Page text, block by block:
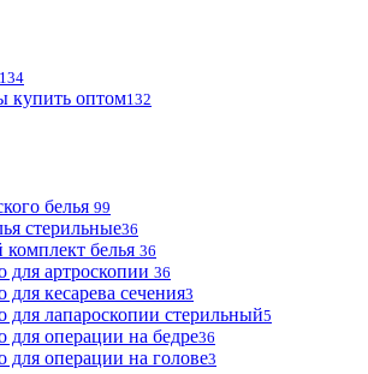
134
купить оптом132
белья 99
стерильные36
белья 36
для артроскопии 36
для кесарева сечения3
для лапароскопии стерильный5
для операции на бедре36
для операции на голове3